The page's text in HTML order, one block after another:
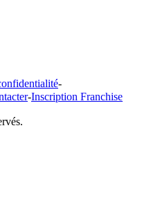
-
-Inscription Franchise